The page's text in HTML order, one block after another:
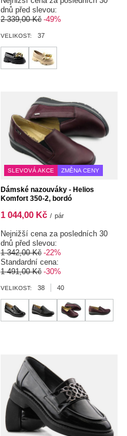
dnů před slevou:
2 339,00 Kč -49%
VELIKOST: 37
SLEVOVÁ AKCE ZMĚNA CENY
Dámské nazouváky - Helios
Komfort 350-2, bordó
1 044,00 Kč / pár
Nejnižší cena za posledních 30
dnů před slevou:
1 342,00 Kč -22%
Standardní cena:
1 491,00 Kč -30%
VELIKOST: 38 40